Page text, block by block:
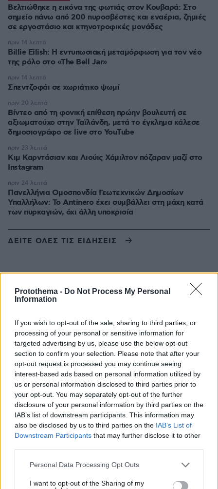
Protothema - Do Not Process My Personal
Information
If you wish to opt-out of the sale, sharing to third parties, or
processing of your personal or sensitive information for
targeted advertising by us, please use the below opt-out
section to confirm your selection. Please note that after your
opt-out request is processed you may continue seeing
interest-based ads based on personal information utilized by
us or personal information disclosed to third parties prior to
your opt-out. You may separately opt-out of the further
disclosure of your personal information by third parties on the
IAB’s list of downstream participants. This information may
also be disclosed by us to third parties on the IAB’s List of
Downstream Participants that may further disclose it to other
Please note that this website/app uses one or more Google
not limited to your visit or usage behaviour. You may click to
Personal Data Processing Opt Outs
I want to opt-out of the Sharing of my
Βελτιώθηκε η εικόνα της φωτιάς στον Κουβαρά: Στο
σημείο πάνω από 200 πυροσβέστες και εναέρια, ζημιές
σε εργοστάσιο και κτηνοτροφικές μονάδες
Billie Eilish: Η εντυπωσιακή μεταμόρφωση για τον νέο
της ρόλο στο «The Bell Jar»
πριν 14 λεπτά
Σπεντζοφάι σε χωριάτικο ψωμί
πριν 14 λεπτά
Βίντεο από τη φονική επίθεση πρώην βουλευτή σε
αξιωματούχο στην Ταϊλάνδη, μετά το έγκλημα κάλεσε
δημοσιογράφο σε live στο YouTube
πριν 20 λεπτά
Κιμ Καρντάσιαν και Λιούις Χάμιλτον πόζαραν μαζί στο
Instagram
πριν 23 λεπτά
Πανελλήνια Ομοσπονδία Γεωτεχνικών Δημοσίων
Υπαλλήλων: Το Antinero έχει συμβάλλει στη μάχη κατά
των πυρκαγιών, όχι άλλη υποκρισία
πριν 24 λεπτά
ΔΕΙΤΕ ΟΛΕΣ ΤΙΣ ΕΙΔΗΣΕΙΣ
ΤΑ ΠΙΟ ΔΗΜΟΦΙΛΗ